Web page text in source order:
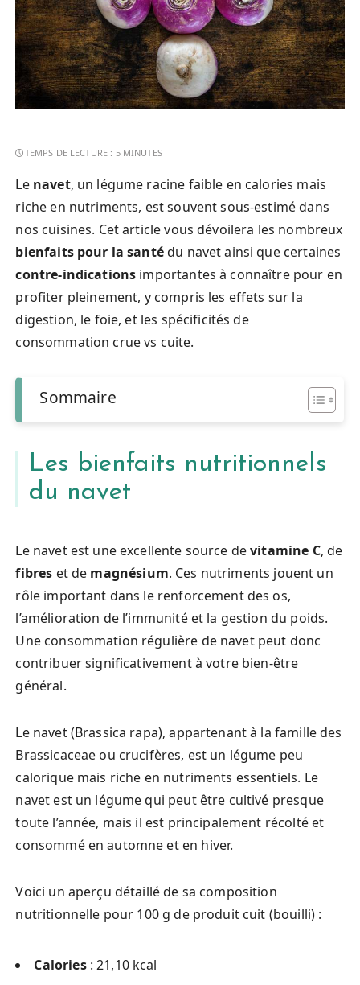
Le navet, un légume racine faible en calories mais
riche en nutriments, est souvent sous-estimé dans
nos cuisines. Cet article vous dévoilera les nombreux
bienfaits pour la santédu navet ainsi que certaines
contre-indications importantes à connaître pour en
profiter pleinement, y compris les effets sur la
digestion, le foie, et les spécificités de
consommation crue vs cuite.
Sommaire
Les bienfaits nutritionnels
du navet
Le navet est une excellente source devitamine C, de
fibres et de magnésium. Ces nutriments jouent un
rôle important dans le renforcement des os,
l’amélioration de l’immunité et la gestion du poids.
Une consommation régulière de navet peut donc
contribuer significativement à votre bien-être
général.
Le navet (Brassica rapa), appartenant à la famille des
Brassicaceae ou crucifères, est un légume peu
calorique mais riche en nutriments essentiels. Le
navet est un légume qui peut être cultivé presque
toute l’année, mais il est principalement récolté et
consommé en automne et en hiver.
Voici un aperçu détaillé de sa composition
nutritionnelle pour 100 g de produit cuit (bouilli) :
Calories: 21,10 kcal